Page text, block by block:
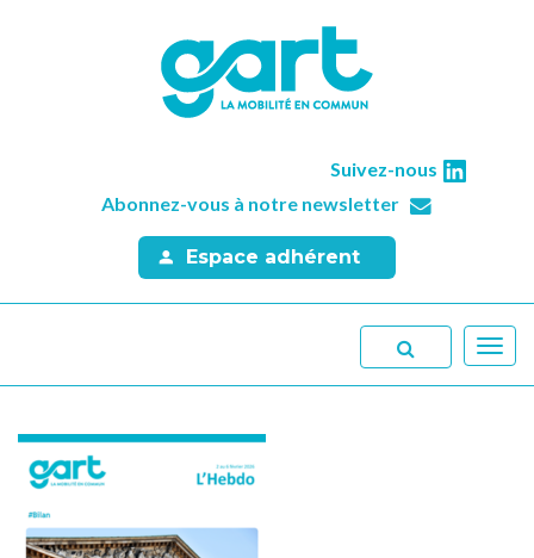
Suivez-nous
Abonnez-vous à notre newsletter
Espace adhérent